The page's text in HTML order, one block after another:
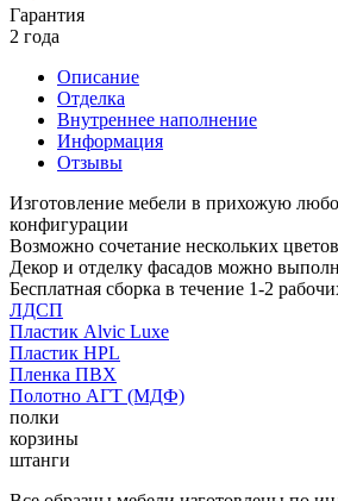
Гарантия
2 года
Описание
Отделка
Внутреннее наполнение
Информация
Отзывы
Изготовление мебели в прихожую
конфигурации
Возможно сочетание нескольких
Декор и отделку фасадов можно
Бесплатная сборка в течение 1-2
ЛДСП
Пластик Alvic Luxe
Пластик HPL
Пленка ПВХ
Полотно АГТ (МДФ)
полки
корзины
штанги